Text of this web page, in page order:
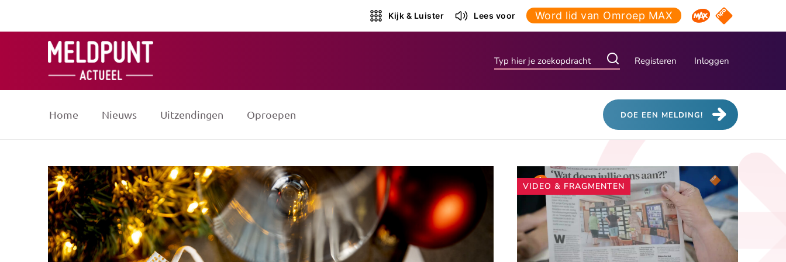
Kijk & Luister Lees voor Word lid van Omroep MAX Omroep MAX
NPO Start
Registeren Inloggen
Home Nieuws Uitzendingen Oproepen DOE EEN MELDING!
Andere
artikelen
VIDEO & FRAGMENTEN